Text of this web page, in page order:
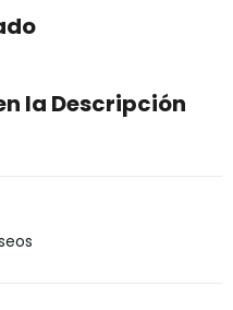
la Descripción